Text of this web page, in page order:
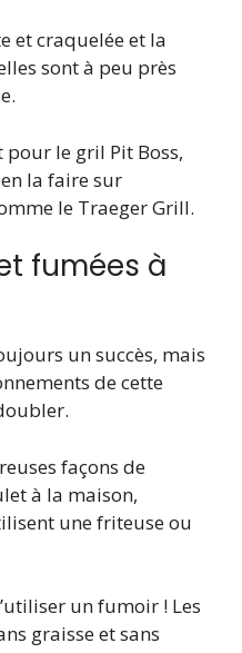
et craquelée et la
sont à peu près
pour le gril Pit Boss,
la faire sur
le Traeger Grill.
fumées à
un succès, mais
de cette
façons de
à la maison,
une friteuse ou
un fumoir ! Les
graisse et sans